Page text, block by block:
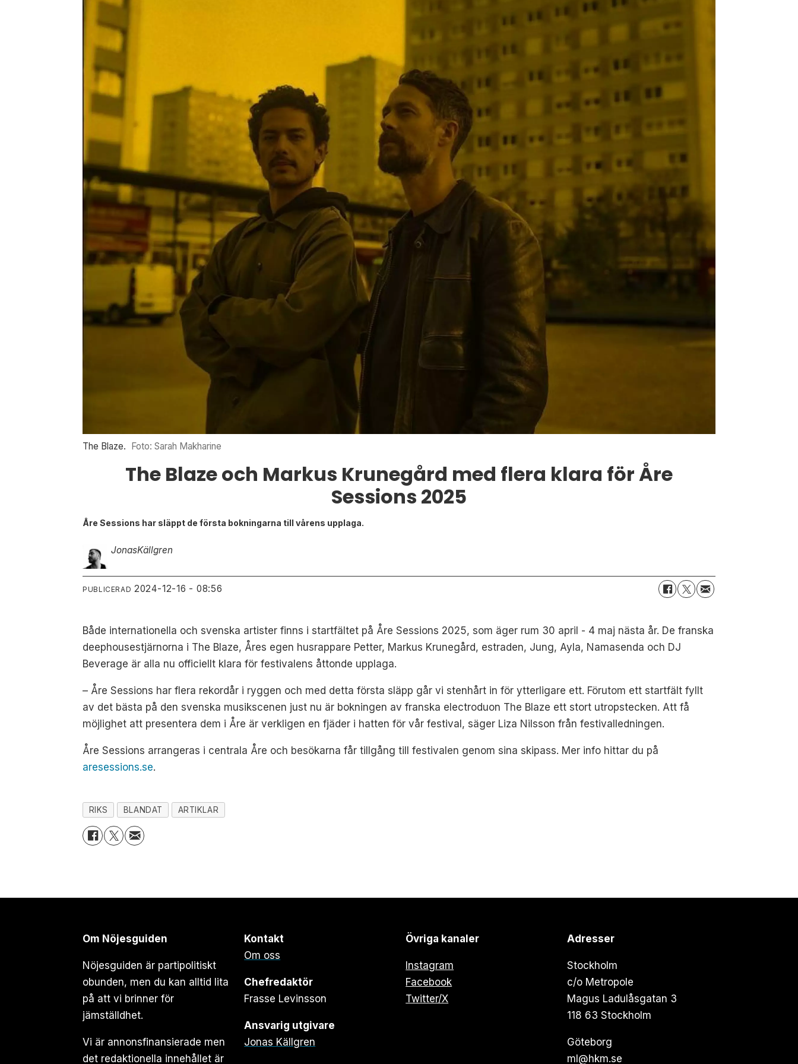
The Blaze. Foto: Sarah Makharine
The Blaze och Markus Krunegård med flera klara för Åre
Sessions 2025
Åre Sessions har släppt de första bokningarna till vårens upplaga.
JonasKällgren
PUBLICERAD 2024-12-16 - 08:56
Både internationella och svenska artister finns i startfältet på Åre Sessions 2025, som äger rum 30 april - 4 maj nästa år. De franska
deephousestjärnorna i The Blaze, Åres egen husrappare Petter, Markus Krunegård, estraden, Jung, Ayla, Namasenda och DJ
Beverage är alla nu officiellt klara för festivalens åttonde upplaga.
– Åre Sessions har flera rekordår i ryggen och med detta första släpp går vi stenhårt in för ytterligare ett. Förutom ett startfält fyllt
av det bästa på den svenska musikscenen just nu är bokningen av franska electroduon The Blaze ett stort utropstecken. Att få
möjlighet att presentera dem i Åre är verkligen en fjäder i hatten för vår festival, säger Liza Nilsson från festivalledningen.
Åre Sessions arrangeras i centrala Åre och besökarna får tillgång till festivalen genom sina skipass. Mer info hittar du på
aresessions.se.
RIKS BLANDAT ARTIKLAR
Om Nöjesguiden
Nöjesguiden är partipolitiskt
obunden, men du kan alltid lita
på att vi brinner för
jämställdhet.
Vi är annonsfinansierade men
det redaktionella innehållet är
Kontakt
Om oss
Chefredaktör
Frasse Levinsson
Ansvarig utgivare
Jonas Källgren
Övriga kanaler
Instagram
Facebook
Twitter/X
Adresser
Stockholm
c/o Metropole
Magus Ladulåsgatan 3
118 63 Stockholm
Göteborg
ml@hkm.se